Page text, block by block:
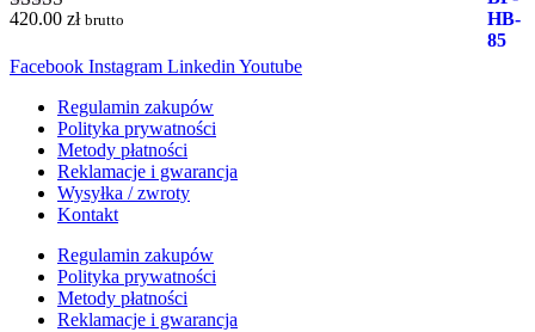
Oceniono
420.00 zł brutto
Facebook Instagram Linkedin Youtube
Regulamin zakupów
Polityka prywatności
Metody płatności
Reklamacje i gwarancja
Wysyłka / zwroty
Kontakt
Regulamin zakupów
Polityka prywatności
Metody płatności
Reklamacje i gwarancja